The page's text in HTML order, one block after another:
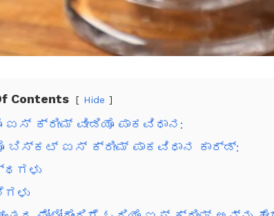
Contents Hide
ಐಸ್ ಕ್ರೀಮ್ ವೀಡಿಯೊ ಪಾಕವಿಧಾನ:
ಬಿಸ್ಕಟ್ ಐಸ್ ಕ್ರೀಮ್ ಪಾಕವಿಧಾನ ಕಾರ್ಡ್: